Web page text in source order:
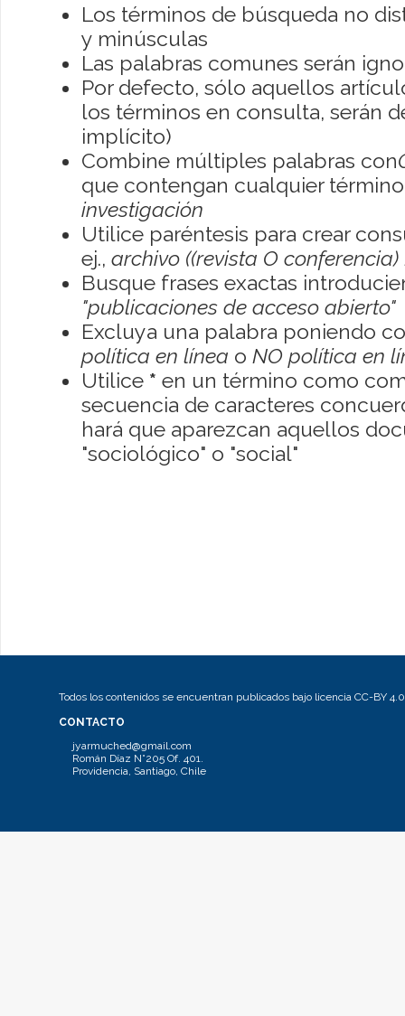
Los términos de búsqueda no
y minúsculas
Las palabras comunes serán
Por defecto, sólo aquellos
los términos en consulta, serán
implícito)
Combine múltiples palabras con
que contengan cualquier
investigación
Utilice paréntesis para crear
ej., archivo ((revista O conferencia)
Busque frases exactas
"publicaciones de acceso abierto"
Excluya una palabra poniendo
política en línea o NO política en
Utilice * en un término como
secuencia de caracteres
hará que aparezcan aquellos
"sociológico" o "social"
Todos los contenidos se encuentran publicados bajo licencia CC-BY 4.0
CONTACTO
jyarmuched@gmail.com
Román Díaz N°205 Of. 401.
Providencia, Santiago, Chile